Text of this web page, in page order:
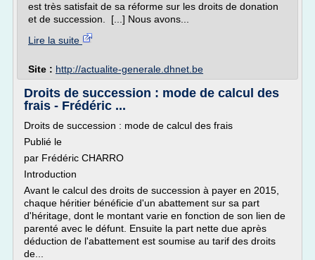
est très satisfait de sa réforme sur les droits de donation
et de succession. [...] Nous avons...
Lire la suite
Site : http://actualite-generale.dhnet.be
Droits de succession : mode de calcul des
frais - Frédéric ...
Droits de succession : mode de calcul des frais
Publié le
par Frédéric CHARRO
Introduction
Avant le calcul des droits de succession à payer en 2015,
chaque héritier bénéficie d'un abattement sur sa part
d'héritage, dont le montant varie en fonction de son lien de
parenté avec le défunt. Ensuite la part nette due après
déduction de l'abattement est soumise au tarif des droits
de...